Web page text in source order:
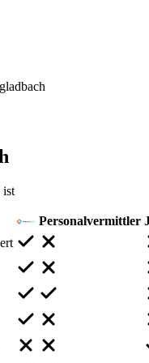
ist
Personalvermittler